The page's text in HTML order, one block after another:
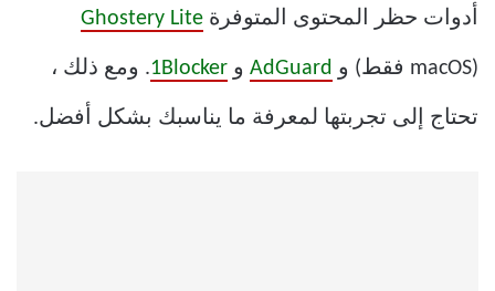
أدوات حظر المحتوى المتوفرة Ghostery Lite
(macOS فقط) و AdGuard و 1Blocker. ومع ذلك ،
تحتاج إلى تجربتها لمعرفة ما يناسبك بشكل أفضل.